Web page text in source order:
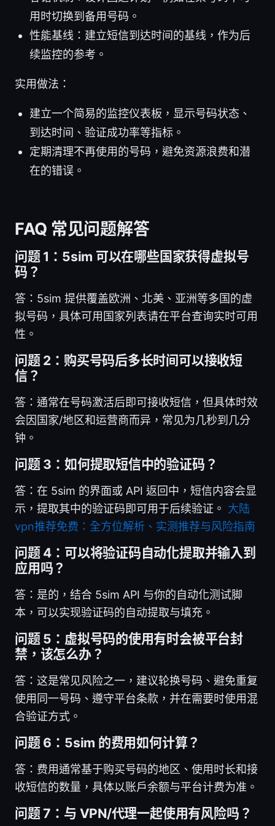
用时切换到备用号码。
性能基线：建立短信到达时间的基线，作为后
续监控的参考。
实用做法：
建立一个简易的监控仪表板，显示号码状态、
到达时间、验证成功率等指标。
定期清理不再使用的号码，避免资源浪费和潜
在的错误。
FAQ 常见问题解答
问题 1：5sim 可以在哪些国家获得虚拟号
码？
答：5sim 提供覆盖欧洲、北美、亚洲等多国的虚
拟号码，具体可用国家列表请在平台查询实时可用
性。
问题 2：购买号码后多长时间可以接收短
信？
答：通常在号码激活后即可接收短信，但具体时效
会因国家/地区和运营商而异，常见为几秒到几分
钟。
问题 3：如何提取短信中的验证码？
答：在 5sim 的界面或 API 返回中，短信内容会显
示，提取其中的验证码即可用于后续验证。 大陆
vpn推荐免费：全方位解析、实测推荐与风险指南
问题 4：可以将验证码自动化提取并输入到
应用吗？
答：是的，结合 5sim API 与你的自动化测试脚
本，可以实现验证码的自动提取与填充。
问题 5：虚拟号码的使用有时会被平台封
禁，该怎么办？
答：这是常见风险之一，建议轮换号码、避免重复
使用同一号码、遵守平台条款，并在需要时使用混
合验证方式。
问题 6：5sim 的费用如何计算？
答：费用通常基于购买号码的地区、使用时长和接
收短信的数量，具体以账户余额与平台计费为准。
问题 7：与 VPN/代理一起使用有风险吗？